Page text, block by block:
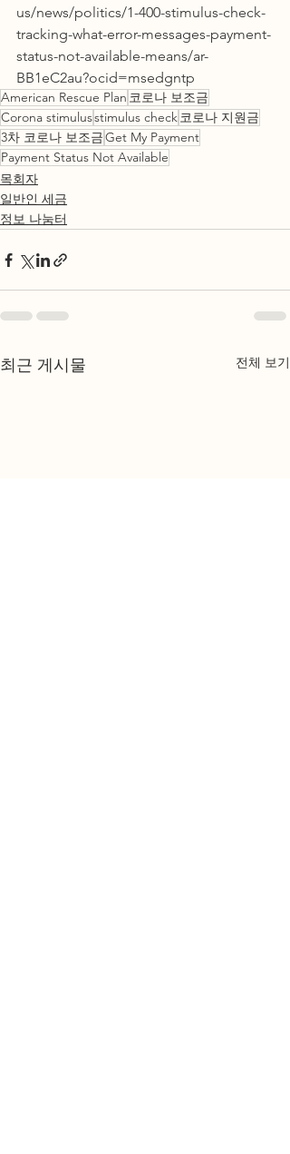
us/news/politics/1-400-stimulus-check-
tracking-what-error-messages-payment-
status-not-available-means/ar-
BB1eC2au?ocid=msedgntp
American Rescue Plan 코로나 보조금
Corona stimulusstimulus check코로나 지원금
3차 코로나 보조금Get My Payment
Payment Status Not Available
목회자
일반인 세금
정보 나눔터
최근 게시물 전체 보기